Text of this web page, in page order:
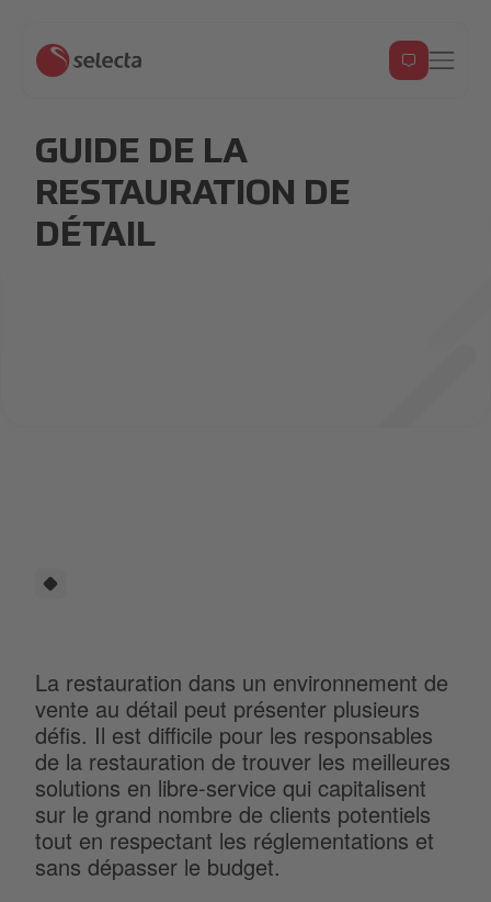
GUIDE DE LA
RESTAURATION DE
DÉTAIL
La restauration dans un environnement de
vente au détail peut présenter plusieurs
défis. Il est difficile pour les responsables
de la restauration de trouver les meilleures
solutions en libre-service qui capitalisent
sur le grand nombre de clients potentiels
tout en respectant les réglementations et
sans dépasser le budget.